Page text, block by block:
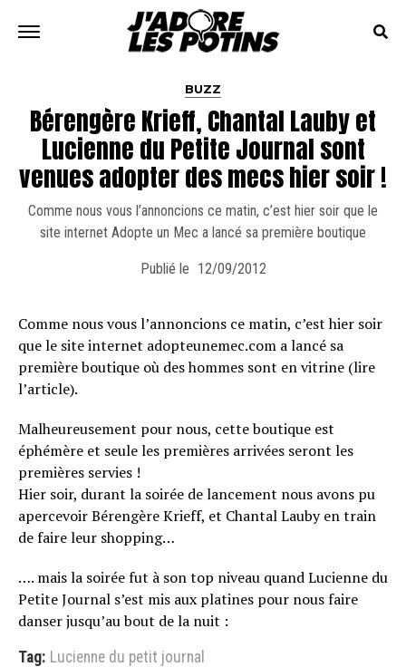
BUZZ
Bérengère Krieff, Chantal Lauby et
Lucienne du Petite Journal sont
venues adopter des mecs hier soir !
Comme nous vous l’annoncions ce matin, c’est hier soir que le
site internet Adopte un Mec a lancé sa première boutique
Publié le 12/09/2012
Comme nous vous l’annoncions ce matin, c’est hier soir
que le site internet adopteunemec.com a lancé sa
première boutique où des hommes sont en vitrine (lire
l’article).
Malheureusement pour nous, cette boutique est
éphémère et seule les premières arrivées seront les
premières servies !
Hier soir, durant la soirée de lancement nous avons pu
apercevoir Bérengère Krieff, et Chantal Lauby en train
de faire leur shopping…
…. mais la soirée fut à son top niveau quand Lucienne du
Petite Journal s’est mis aux platines pour nous faire
danser jusqu’au bout de la nuit :
Tag: Lucienne du petit journal